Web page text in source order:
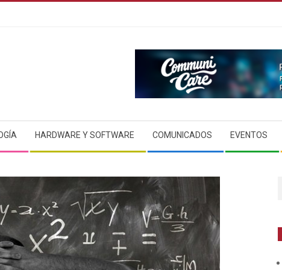
HARDWARE Y SOFTWARE COMUNICADOS EVENTOS